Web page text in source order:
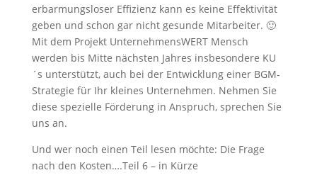
erbarmungsloser Effizienz kann es keine Effektivität
geben und schon gar nicht gesunde Mitarbeiter. 🙂
Mit dem Projekt UnternehmensWERT Mensch
werden bis Mitte nächsten Jahres insbesondere KU
´s unterstützt, auch bei der Entwicklung einer BGM-
Strategie für Ihr kleines Unternehmen. Nehmen Sie
diese spezielle Förderung in Anspruch, sprechen Sie
uns an.
Und wer noch einen Teil lesen möchte: Die Frage
nach den Kosten….Teil 6 – in Kürze